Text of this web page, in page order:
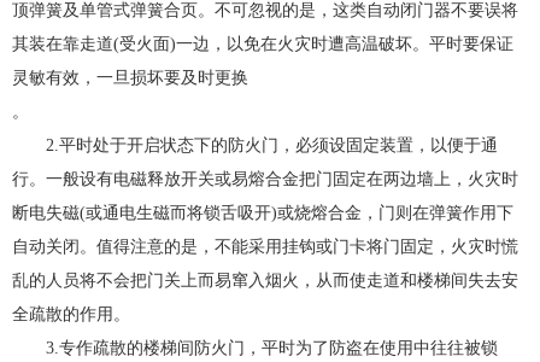
顶弹簧及单管式弹簧合页。不可忽视的是，这类自动闭门器不要误将
其装在靠走道(受火面)一边，以免在火灾时遭高温破坏。平时要保证
灵敏有效，一旦损坏要及时更换
。
2.平时处于开启状态下的防火门，必须设固定装置，以便于通
行。一般设有电磁释放开关或易熔合金把门固定在两边墙上，火灾时
断电失磁(或通电生磁而将锁舌吸开)或烧熔合金，门则在弹簧作用下
自动关闭。值得注意的是，不能采用挂钩或门卡将门固定，火灾时慌
乱的人员将不会把门关上而易窜入烟火，从而使走道和楼梯间失去安
全疏散的作用。
3.专作疏散的楼梯间防火门，平时为了防盗在使用中往往被锁